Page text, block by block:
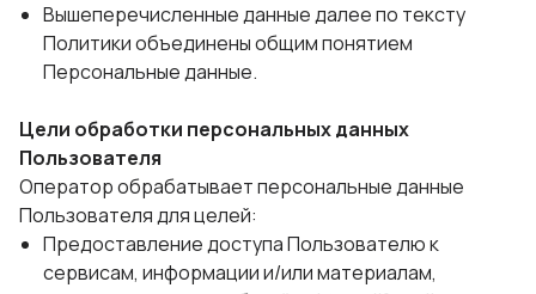
Вышеперечисленные данные далее по тексту
Политики объединены общим понятием
Персональные данные.
Цели обработки персональных данных
Пользователя
Оператор обрабатывает персональные данные
Пользователя для целей:
Предоставление доступа Пользователю к
сервисам, информации и/или материалам,